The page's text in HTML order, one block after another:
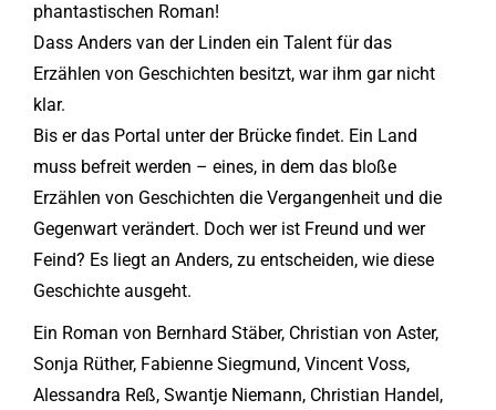
phantastischen Roman!
Dass Anders van der Linden ein Talent für das
Erzählen von Geschichten besitzt, war ihm gar nicht
klar.
Bis er das Portal unter der Brücke findet. Ein Land
muss befreit werden – eines, in dem das bloße
Erzählen von Geschichten die Vergangenheit und die
Gegenwart verändert. Doch wer ist Freund und wer
Feind? Es liegt an Anders, zu entscheiden, wie diese
Geschichte ausgeht.
Ein Roman von Bernhard Stäber, Christian von Aster,
Sonja Rüther, Fabienne Siegmund, Vincent Voss,
Alessandra Reß, Swantje Niemann, Christian Handel,